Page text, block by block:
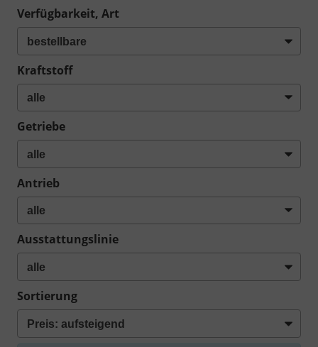
Verfügbarkeit, Art
Kraftstoff
Getriebe
Antrieb
Ausstattungslinie
Sortierung